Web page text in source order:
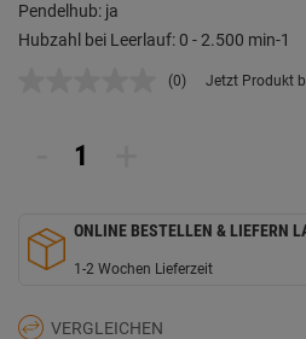
Pendelhub: ja
Hubzahl bei Leerlauf: 0 - 2.500 min-1
Kein
(0) Jetzt Produkt
ONLINE BESTELLEN & LIEFERN
1-2 Wochen Lieferzeit
VERGLEICHEN